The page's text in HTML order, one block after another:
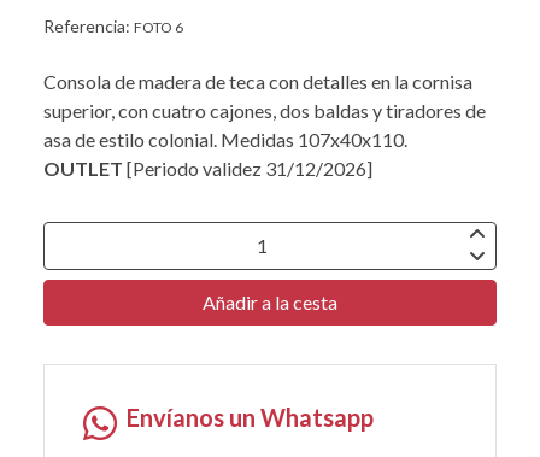
Referencia: FOTO 6
Consola de madera de teca con detalles en la cornisa
superior, con cuatro cajones, dos baldas y tiradores de
asa de estilo colonial. Medidas 107x40x110.
OUTLET [Periodo validez 31/12/2026]
Añadir a la cesta
Envíanos un Whatsapp